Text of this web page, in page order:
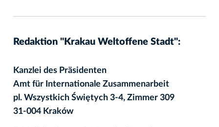
Redaktion "Krakau Weltoffene Stadt":
Kanzlei des Präsidenten
Amt für Internationale Zusammenarbeit
pl. Wszystkich Świętych 3-4, Zimmer 309
31-004 Kraków